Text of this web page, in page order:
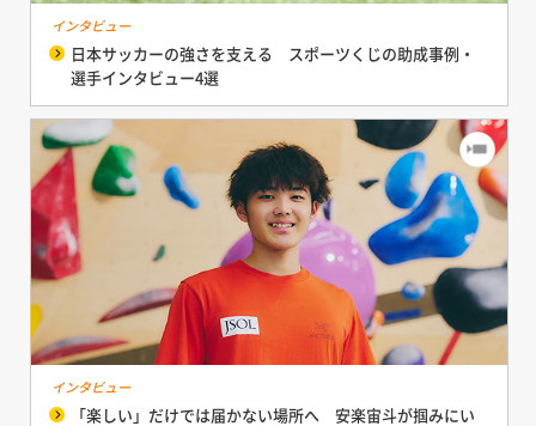
インタビュー
日本サッカーの強さを支える スポーツくじの助成事例・
選手インタビュー4選
インタビュー
「楽しい」だけでは届かない場所へ 安楽宙斗が掴みにい